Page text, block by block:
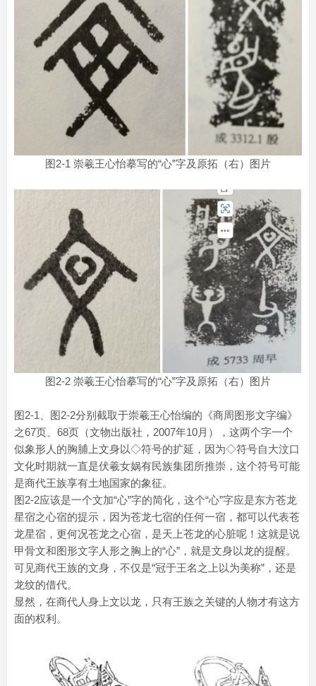
图2-1 崇羲王心怡摹写的“心”字及原拓（右）图片
图2-2 崇羲王心怡摹写的“心”字及原拓（右）图片
图2-1、图2-2分别截取于崇羲王心怡编的《商周图形文字编》
之67页、68页（文物出版社，2007年10月），这两个字一个
似象形人的胸脯上文身以◇符号的扩延，因为◇符号自大汶口
文化时期就一直是伏羲女娲有民族集团所推崇，这个符号可能
是商代王族享有土地国家的象征。
图2-2应该是一个文加“心”字的简化，这个“心”字应是东方苍龙
星宿之心宿的提示，因为苍龙七宿的任何一宿，都可以代表苍
龙星宿，更何况苍龙之心宿，是天上苍龙的心脏呢！这就是说
甲骨文和图形文字人形之胸上的“心”，就是文身以龙的提醒。
可见商代王族的文身，不仅是“冠于王名之上以为美称”，还是
龙纹的借代。
显然，在商代人身上文以龙，只有王族之关键的人物才有这方
面的权利。